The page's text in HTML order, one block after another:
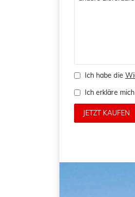
Ich habe die
Ich erkläre
JETZT KAUFEN